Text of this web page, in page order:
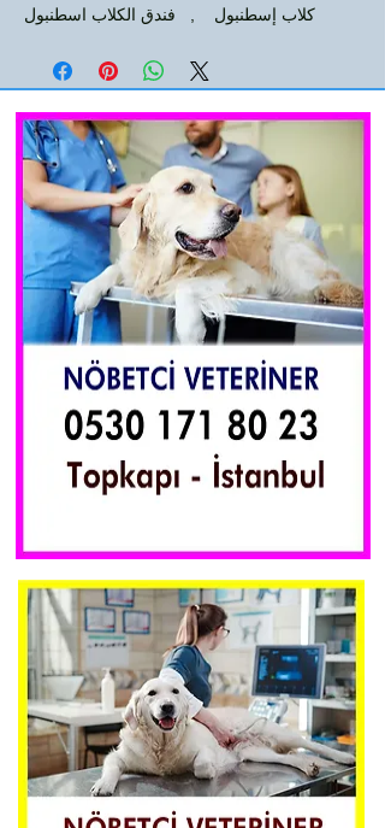
كلاب إسطنبول , فندق الكلاب اسطنبول